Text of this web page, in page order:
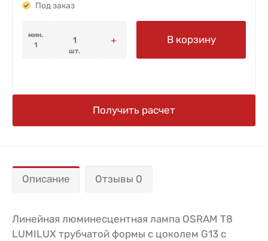
Под заказ
мин.
1
шт.
В корзину
Получить расчет
Описание Отзывы 0
Линейная люминесцентная лампа OSRAM T8
LUMILUX трубчатой формы с цоколем G13 с